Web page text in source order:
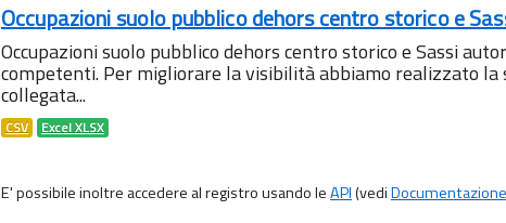
Occupazioni suolo pubblico dehors centro storico e
Occupazioni suolo pubblico dehors centro storico e Sassi
competenti. Per migliorare la visibilità abbiamo realizzato la
collegata...
CSV Excel XLSX
E' possibile inoltre accedere al registro usando leAPI(vedi